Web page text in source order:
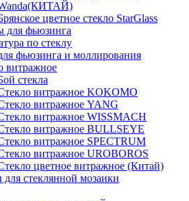
цветное стекло StarGlass
фьюзинга
по стеклу
фьюзинга и моллирования
витражное
стекла
витражное KOKOMO
витражное YANG
витражное WISSMACH
витражное BULLSEYE
витражное SPECTRUM
витражное UROBOROS
цветное витражное (Китай)
стеклянной мозаики